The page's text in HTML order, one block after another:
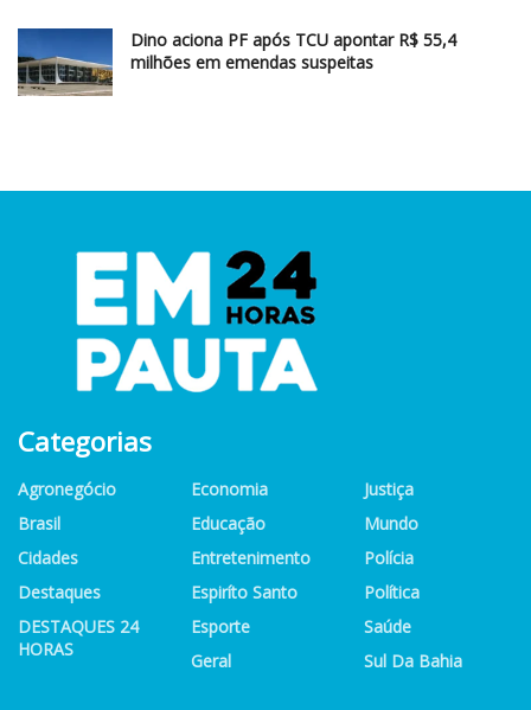
Dino aciona PF após TCU apontar R$ 55,4
milhões em emendas suspeitas
Categorias
Agronegócio
Brasil
Cidades
Destaques
DESTAQUES 24
HORAS
Economia
Educação
Entretenimento
Espiríto Santo
Esporte
Geral
Justiça
Mundo
Polícia
Política
Saúde
Sul Da Bahia